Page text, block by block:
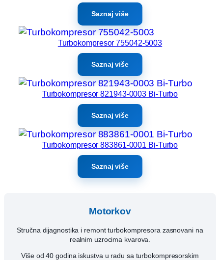
Saznaj više
Turbokompresor 755042-5003
Saznaj više
Turbokompresor 821943-0003 Bi-Turbo
Saznaj više
Turbokompresor 883861-0001 Bi-Turbo
Saznaj više
Motorkov
Stručna dijagnostika i remont turbokompresora zasnovani na
realnim uzrocima kvarova.
Više od 40 godina iskustva u radu sa turbokompresorskim